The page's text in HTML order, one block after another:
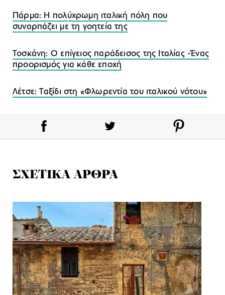
Πάρμα: Η πολύχρωμη ιταλική πόλη που
συναρπάζει με τη γοητεία της
Τοσκάνη: Ο επίγειος παράδεισος της Ιταλίας -Ένας
προορισμός για κάθε εποχή
Λέτσε: Ταξίδι στη «Φλωρεντία του ιταλικού νότου»
ΣΧΕΤΙΚΑ ΑΡΘΡΑ